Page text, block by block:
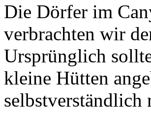
Die Dörfer im
verbrachten wir
Ursprünglich
kleine Hütten
selbstverständlich